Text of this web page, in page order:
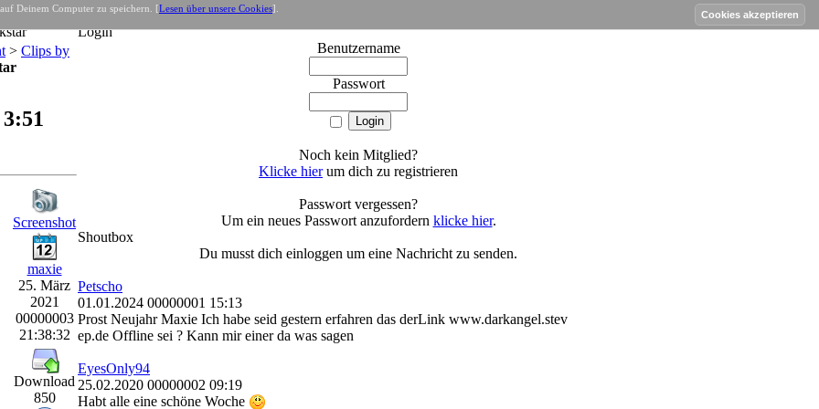
Deinem Computer zu speichern. [Lesen über unsere Cookies].
> Clips by
Screenshot
maxie
25. März
2021
00000003
21:38:32
Download
850
Login
Benutzername
Passwort
Noch kein Mitglied?
Klicke hierum dich zu registrieren
Passwort vergessen?
Um ein neues Passwort anzufordern klicke hier.
Shoutbox
Du musst dich einloggen um eine Nachricht zu senden.
Petscho
01.01.2024 00000001 15:13
Prost Neujahr Maxie Ich habe seid gestern erfahren das derLink www.darkangel.stev
ep.de Offline sei ? Kann mir einer da was sagen
EyesOnly94
25.02.2020 00000002 09:19
Habt alle eine schöne Woche